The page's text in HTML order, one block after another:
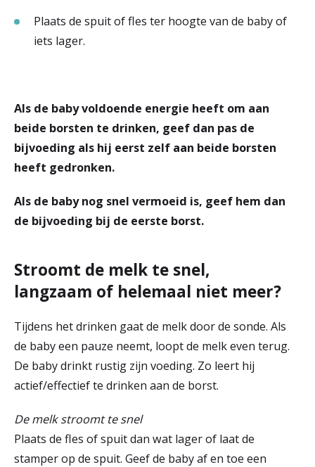
Plaats de spuit of fles ter hoogte van de baby of
iets lager.
Als de baby voldoende energie heeft om aan
beide borsten te drinken, geef dan pas de
bijvoeding als hij eerst zelf aan beide borsten
heeft gedronken.
Als de baby nog snel vermoeid is, geef hem dan
de bijvoeding bij de eerste borst.
Stroomt de melk te snel,
langzaam of helemaal niet meer?
Tijdens het drinken gaat de melk door de sonde. Als
de baby een pauze neemt, loopt de melk even terug.
De baby drinkt rustig zijn voeding. Zo leert hij
actief/effectief te drinken aan de borst.
De melk stroomt te snel
Plaats de fles of spuit dan wat lager of laat de
stamper op de spuit. Geef de baby af en toe een